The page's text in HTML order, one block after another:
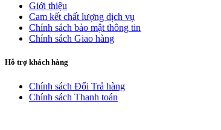
Giới thiệu
Cam kết chất lượng dịch vụ
Chính sách bảo mật thông tin
Chính sách Giao hàng
Hỗ trợ khách hàng
Chính sách Đổi Trả hàng
Chính sách Thanh toán